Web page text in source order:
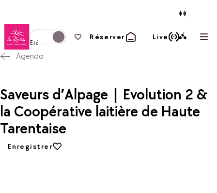
Retour à la page d'accueil
Basculer l'affichage en mode hiver
Eté
Vos favoris
Réserver Live
Agenda
Saveurs d’Alpage | Evolution 2 &
la Coopérative laitière de Haute
Tarentaise
Enregistrer
aux favoris